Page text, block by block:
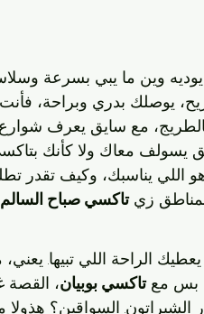
يوديه وين ما يبي بسرعة
يوصلك بدري وبراحة،
مع سايق يعرف
يسولف معاك ولا كأنك
اللي يناسبك، وكيف تقدر
زي تاكسي صباح السالم
الراحة اللي تبيها.
بس مع تاكسي بوبيان، القصة
السواقين؟ هذولا